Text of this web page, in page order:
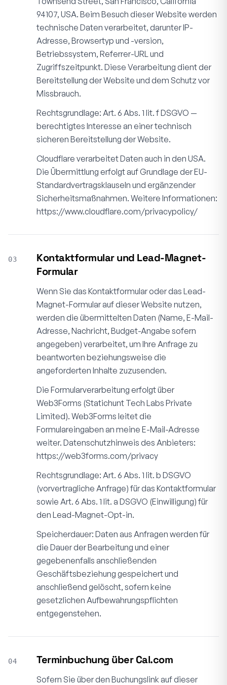
94107, USA. Beim Besuch dieser Website werden
technische Daten verarbeitet, darunter IP-
Adresse, Browsertyp und -version,
Betriebssystem, Referrer-URL und
Zugriffszeitpunkt. Diese Verarbeitung dient der
Bereitstellung der Website und dem Schutz vor
Missbrauch.
Rechtsgrundlage: Art. 6 Abs. 1 lit. f DSGVO —
berechtigtes Interesse an einer technisch
sicheren Bereitstellung der Website.
Cloudflare verarbeitet Daten auch in den USA.
Die Übermittlung erfolgt auf Grundlage der EU-
Standardvertragsklauseln und ergänzender
Sicherheitsmaßnahmen. Weitere Informationen:
https://www.cloudflare.com/privacypolicy/
03
Kontaktformular und Lead-Magnet-
Formular
Wenn Sie das Kontaktformular oder das Lead-
Magnet-Formular auf dieser Website nutzen,
werden die übermittelten Daten (Name, E-Mail-
Adresse, Nachricht, Budget-Angabe sofern
angegeben) verarbeitet, um Ihre Anfrage zu
beantworten beziehungsweise die
angeforderten Inhalte zuzusenden.
Die Formularverarbeitung erfolgt über
Web3Forms (Statichunt Tech Labs Private
Limited). Web3Forms leitet die
Formulareingaben an meine E-Mail-Adresse
weiter. Datenschutzhinweis des Anbieters:
https://web3forms.com/privacy
Rechtsgrundlage: Art. 6 Abs. 1 lit. b DSGVO
(vorvertragliche Anfrage) für das Kontaktformular
sowie Art. 6 Abs. 1 lit. a DSGVO (Einwilligung) für
den Lead-Magnet-Opt-in.
Speicherdauer: Daten aus Anfragen werden für
die Dauer der Bearbeitung und einer
gegebenenfalls anschließenden
Geschäftsbeziehung gespeichert und
anschließend gelöscht, sofern keine
gesetzlichen Aufbewahrungspflichten
entgegenstehen.
04 Terminbuchung über Cal.com
Sofern Sie über den Buchungslink auf dieser